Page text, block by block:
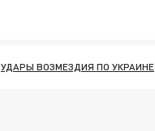
УДАРЫ ВОЗМЕЗДИЯ ПО УКРАИНЕ